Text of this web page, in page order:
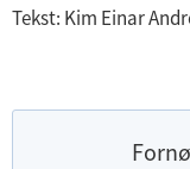
Tekst: Kim Einar